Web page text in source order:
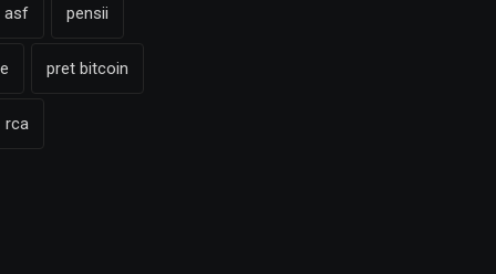
asf pensii
pret bitcoin
rca